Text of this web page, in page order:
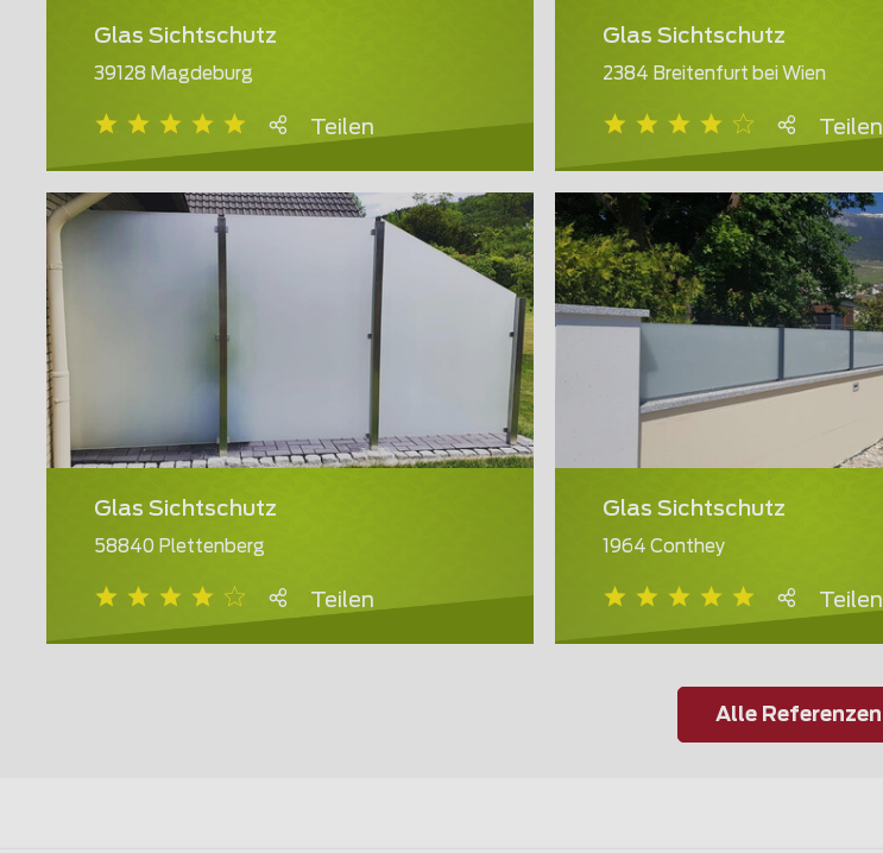
Glas Sichtschutz
39128 Magdeburg
Teilen
Glas Sichtschutz
2384 Breitenfurt bei Wien
Teilen
Glas Sichtschutz
58840 Plettenberg
Teilen
Glas Sichtschutz
1964 Conthey
Teilen
Alle Referenzen